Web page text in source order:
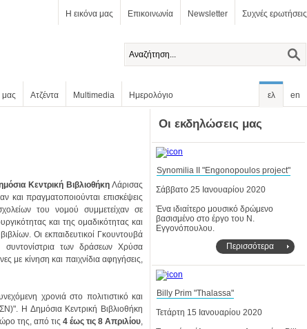
Η εικόνα μας Επικοινωνία Newsletter Συχνές ερωτήσεις
μας Ατζέντα Multimedia Ημερολόγιο ελ en
Κεντρική Βιβλιοθήκη
της, από τις 4 έως τις 8 Απριλίου
Οι εκδηλώσεις μας
Synomilia II "Engonopoulos project"
Σάββατο 25 Ιανουαρίου 2020
Εγγονόπουλου.
Περισσότερα
Billy Prim "Thalassa"
Τετάρτη 15 Ιανουαρίου 2020